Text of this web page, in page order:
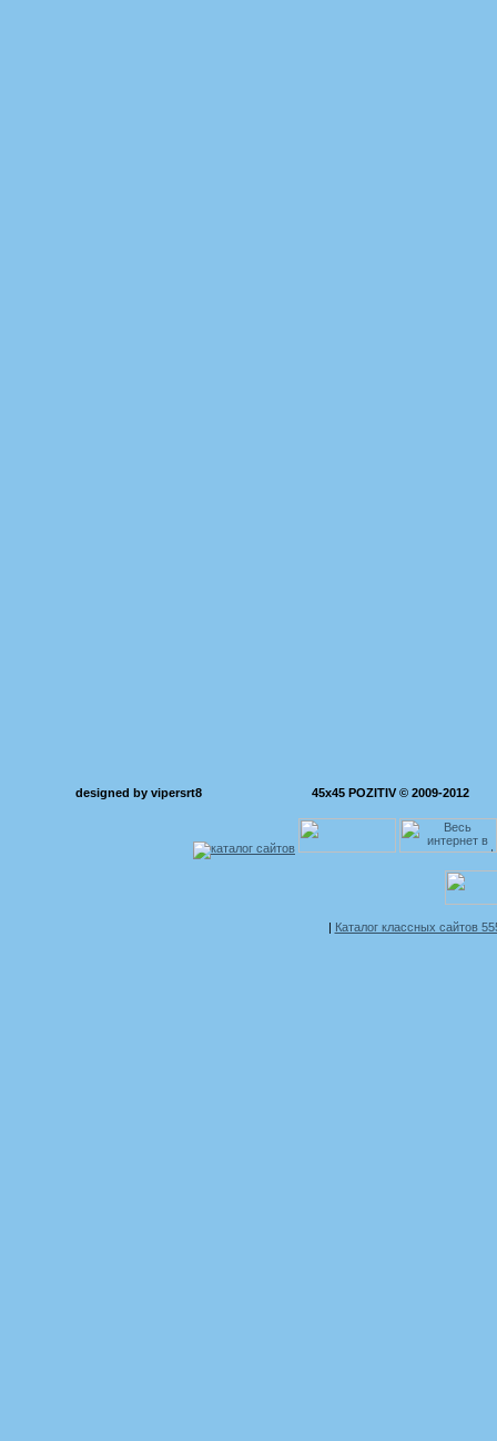
designed by vipersrt8 45x45 POZITIV © 2009-2012
Каталог классных сайтов